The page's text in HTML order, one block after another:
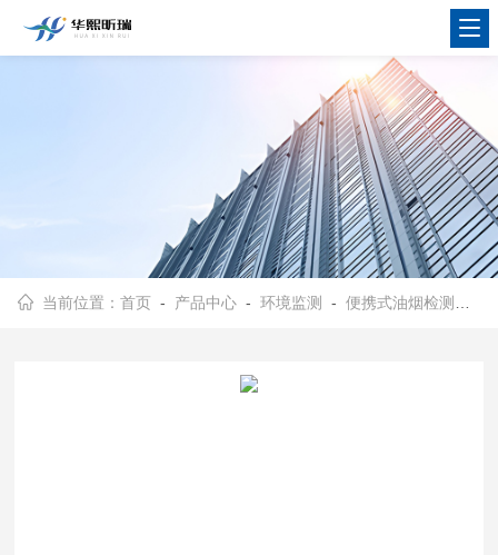
当前位置：首页 - 产品中心 -环境监测 -便携式油烟检测仪